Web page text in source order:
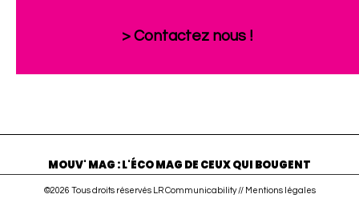
> Contactez nous !
MOUV' MAG : L'ÉCO MAG DE CEUX QUI BOUGENT
©2026 Tous droits réservés LR Communicability // Mentions légales